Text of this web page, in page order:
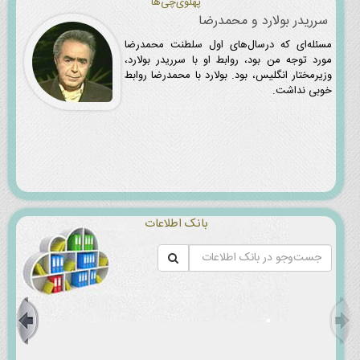
سرریدر بولارد و محمدرضا
مسئله‌ای که درسال‌های اول سلطنت محمدرضا
مورد توجه من بود، روابط او با سرریدر بولارد،
وزیرمختار انگلیس، بود. بولارد با محمدرضا روابط
خوبی نداشت.
بانک اطلاعات